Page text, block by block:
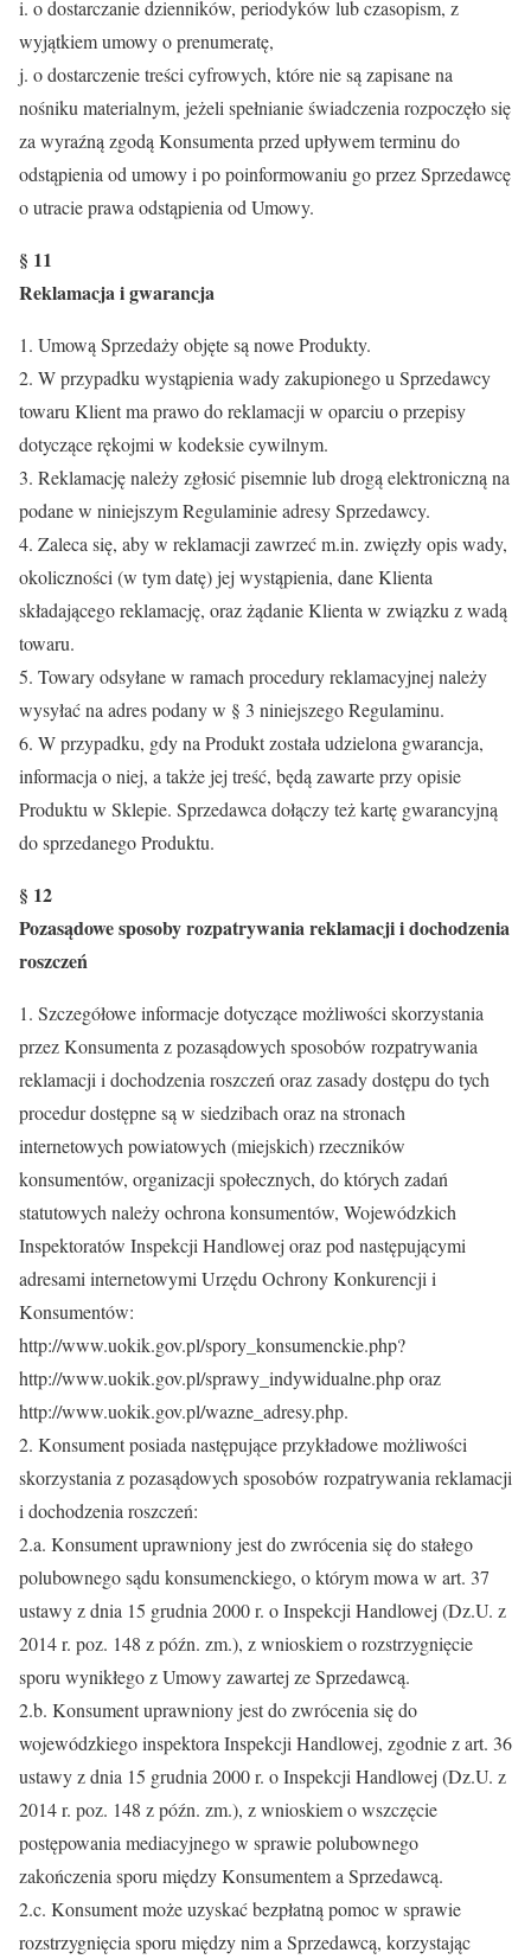
i. o dostarczanie dzienników, periodyków lub czasopism, z
wyjątkiem umowy o prenumeratę,
j. o dostarczenie treści cyfrowych, które nie są zapisane na
nośniku materialnym, jeżeli spełnianie świadczenia rozpoczęło się
za wyraźną zgodą Konsumenta przed upływem terminu do
odstąpienia od umowy i po poinformowaniu go przez Sprzedawcę
o utracie prawa odstąpienia od Umowy.
§ 11
Reklamacja i gwarancja
1. Umową Sprzedaży objęte są nowe Produkty.
2. W przypadku wystąpienia wady zakupionego u Sprzedawcy
towaru Klient ma prawo do reklamacji w oparciu o przepisy
dotyczące rękojmi w kodeksie cywilnym.
3. Reklamację należy zgłosić pisemnie lub drogą elektroniczną na
podane w niniejszym Regulaminie adresy Sprzedawcy.
4. Zaleca się, aby w reklamacji zawrzeć m.in. zwięzły opis wady,
okoliczności (w tym datę) jej wystąpienia, dane Klienta
składającego reklamację, oraz żądanie Klienta w związku z wadą
towaru.
5. Towary odsyłane w ramach procedury reklamacyjnej należy
wysyłać na adres podany w § 3 niniejszego Regulaminu.
6. W przypadku, gdy na Produkt została udzielona gwarancja,
informacja o niej, a także jej treść, będą zawarte przy opisie
Produktu w Sklepie. Sprzedawca dołączy też kartę gwarancyjną
do sprzedanego Produktu.
§ 12
Pozasądowe sposoby rozpatrywania reklamacji i dochodzenia
roszczeń
1. Szczegółowe informacje dotyczące możliwości skorzystania
przez Konsumenta z pozasądowych sposobów rozpatrywania
reklamacji i dochodzenia roszczeń oraz zasady dostępu do tych
procedur dostępne są w siedzibach oraz na stronach
internetowych powiatowych (miejskich) rzeczników
konsumentów, organizacji społecznych, do których zadań
statutowych należy ochrona konsumentów, Wojewódzkich
Inspektoratów Inspekcji Handlowej oraz pod następującymi
adresami internetowymi Urzędu Ochrony Konkurencji i
Konsumentów:
http://www.uokik.gov.pl/spory_konsumenckie.php?
http://www.uokik.gov.pl/sprawy_indywidualne.php oraz
http://www.uokik.gov.pl/wazne_adresy.php.
2. Konsument posiada następujące przykładowe możliwości
skorzystania z pozasądowych sposobów rozpatrywania reklamacji
i dochodzenia roszczeń:
2.a. Konsument uprawniony jest do zwrócenia się do stałego
polubownego sądu konsumenckiego, o którym mowa w art. 37
ustawy z dnia 15 grudnia 2000 r. o Inspekcji Handlowej (Dz.U. z
2014 r. poz. 148 z późn. zm.), z wnioskiem o rozstrzygnięcie
sporu wynikłego z Umowy zawartej ze Sprzedawcą.
2.b. Konsument uprawniony jest do zwrócenia się do
wojewódzkiego inspektora Inspekcji Handlowej, zgodnie z art. 36
ustawy z dnia 15 grudnia 2000 r. o Inspekcji Handlowej (Dz.U. z
2014 r. poz. 148 z późn. zm.), z wnioskiem o wszczęcie
postępowania mediacyjnego w sprawie polubownego
zakończenia sporu między Konsumentem a Sprzedawcą.
2.c. Konsument może uzyskać bezpłatną pomoc w sprawie
rozstrzygnięcia sporu między nim a Sprzedawcą, korzystając